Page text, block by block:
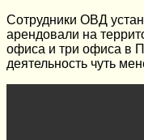
Сотрудники ОВД
арендовали на
офиса и три офиса в
деятельность чуть